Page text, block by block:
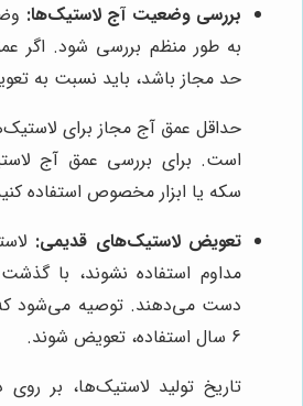
بررسی وضعیت آج لاستیک‌ها:
به طور منظم بررسی شود. اگر
حد مجاز باشد، باید نسبت به
است. برای بررسی عمق آج
سکه یا ابزار مخصوص استفاده
تعویض لاستیک‌های قدیمی:
مداوم استفاده نشوند، با
6 سال استفاده، تعویض شوند.
تاریخ تولید لاستیک‌ها، بر